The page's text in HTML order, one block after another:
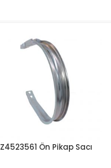
Z4523561 Ön Pikap Sacı